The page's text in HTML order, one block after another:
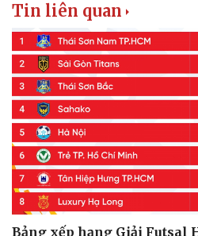
Tin liên quan
Bảng xếp hạng Giải Futsal